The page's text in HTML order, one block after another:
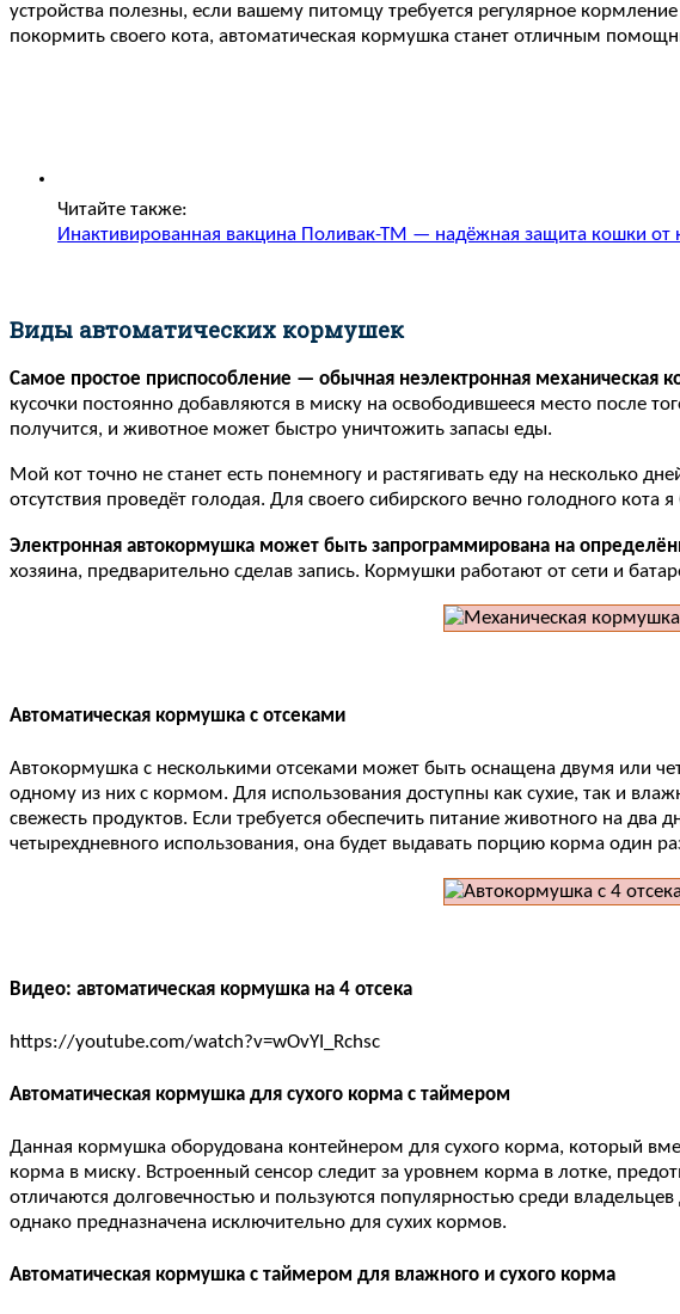
устройства полезны, если вашему питомцу требуется регулярное
покормить своего кота, автоматическая кормушка станет отличным
Читайте также:
Инактивированная вакцина Поливак-ТМ — надёжная защита кошки
Виды автоматических кормушек
Самое простое приспособление — обычная неэлектронная механическая
кусочки постоянно добавляются в миску на освободившееся место после
получится, и животное может быстро уничтожить запасы еды.
Мой кот точно не станет есть понемногу и растягивать еду на несколько
отсутствия проведёт голодая. Для своего сибирского вечно голодного
Электронная автокормушка может быть запрограммирована на
хозяина, предварительно сделав запись. Кормушки работают от сети и
Автоматическая кормушка с отсеками
Автокормушка с несколькими отсеками может быть оснащена двумя или
одному из них с кормом. Для использования доступны как сухие, так и
свежесть продуктов. Если требуется обеспечить питание животного на
четырехдневного использования, она будет выдавать порцию корма один
Видео: автоматическая кормушка на 4 отсека
https://youtube.com/watch?v=wOvYI_Rchsc
Автоматическая кормушка для сухого корма с таймером
Данная кормушка оборудована контейнером для сухого корма, который
корма в миску. Встроенный сенсор следит за уровнем корма в лотке,
отличаются долговечностью и пользуются популярностью среди
однако предназначена исключительно для сухих кормов.
Автоматическая кормушка с таймером для влажного и сухого корма